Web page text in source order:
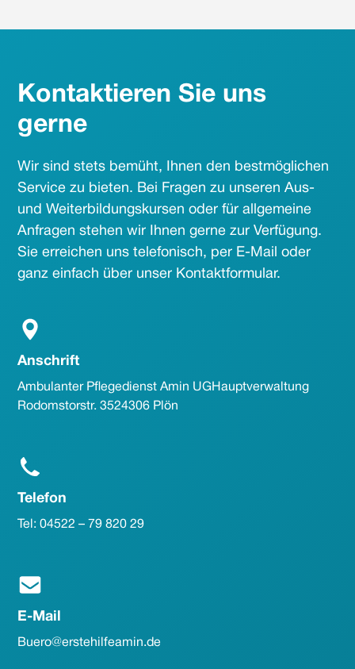
Kontaktieren Sie uns
gerne
Wir sind stets bemüht, Ihnen den bestmöglichen
Service zu bieten. Bei Fragen zu unseren Aus-
und Weiterbildungskursen oder für allgemeine
Anfragen stehen wir Ihnen gerne zur Verfügung.
Sie erreichen uns telefonisch, per E-Mail oder
ganz einfach über unser Kontaktformular.
Anschrift
Ambulanter Pflegedienst Amin UG Hauptverwaltung
Rodomstorstr. 35 24306 Plön
Telefon
Tel: 04522 – 79 820 29
E-Mail
Buero@erstehilfeamin.de